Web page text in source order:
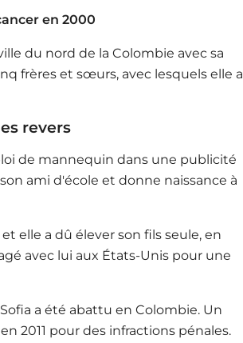
en 2000
du nord de la Colombie avec sa
frères et sœurs, avec lesquels elle a
revers
de mannequin dans une publicité
ami d'école et donne naissance à
elle a dû élever son fils seule, en
avec lui aux États-Unis pour une
a été abattu en Colombie. Un
2011 pour des infractions pénales.